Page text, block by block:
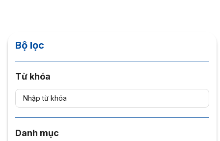
Bộ lọc
Từ khóa
Danh mục